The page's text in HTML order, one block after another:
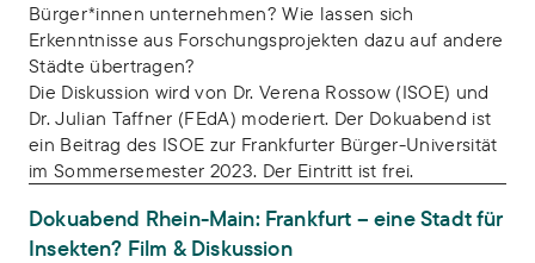
Bürger*innen unternehmen? Wie lassen sich
Erkenntnisse aus Forschungsprojekten dazu auf andere
Städte übertragen?
Die Diskussion wird von Dr. Verena Rossow (ISOE) und
Dr. Julian Taffner (FEdA) moderiert. Der Dokuabend ist
ein Beitrag des ISOE zur Frankfurter Bürger-Universität
im Sommersemester 2023. Der Eintritt ist frei.
Dokuabend Rhein-Main: Frankfurt – eine Stadt für
Insekten? Film & Diskussion